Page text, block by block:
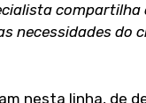
necessidades do
nesta linha, de